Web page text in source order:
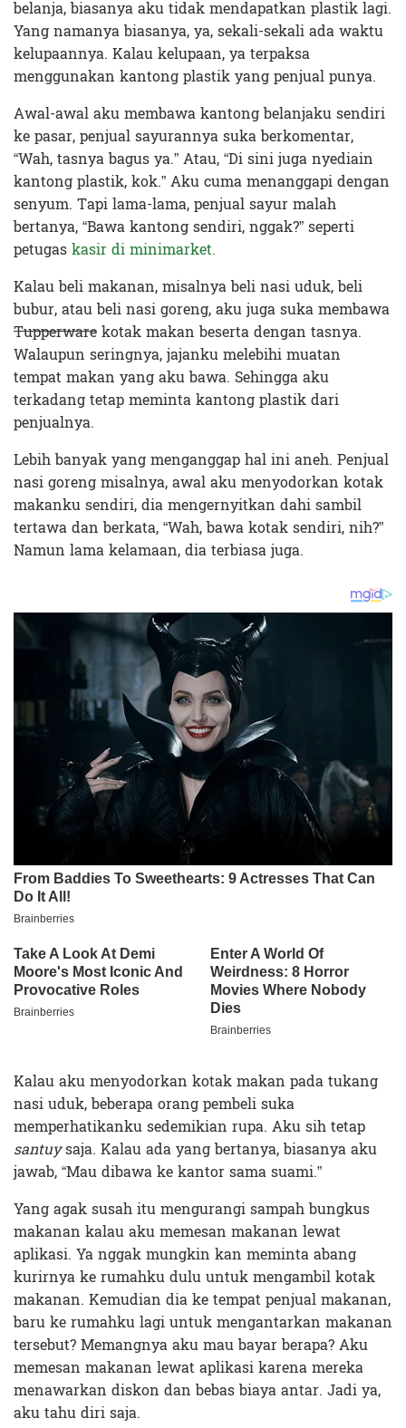
belanja, biasanya aku tidak mendapatkan plastik lagi.
Yang namanya biasanya, ya, sekali-sekali ada waktu
kelupaannya. Kalau kelupaan, ya terpaksa
menggunakan kantong plastik yang penjual punya.
Awal-awal aku membawa kantong belanjaku sendiri
ke pasar, penjual sayurannya suka berkomentar,
“Wah, tasnya bagus ya.” Atau, “Di sini juga nyediain
kantong plastik, kok.” Aku cuma menanggapi dengan
senyum. Tapi lama-lama, penjual sayur malah
bertanya, “Bawa kantong sendiri, nggak?” seperti
petugaskasir di minimarket.
Kalau beli makanan, misalnya beli nasi uduk, beli
bubur, atau beli nasi goreng, aku juga suka membawa
Tupperwarekotak makan beserta dengan tasnya.
Walaupun seringnya, jajanku melebihi muatan
tempat makan yang aku bawa. Sehingga aku
terkadang tetap meminta kantong plastik dari
penjualnya.
Lebih banyak yang menganggap hal ini aneh. Penjual
nasi goreng misalnya, awal aku menyodorkan kotak
makanku sendiri, dia mengernyitkan dahi sambil
tertawa dan berkata, “Wah, bawa kotak sendiri, nih?”
Namun lama kelamaan, dia terbiasa juga.
Kalau aku menyodorkan kotak makan pada tukang
nasi uduk, beberapa orang pembeli suka
memperhatikanku sedemikian rupa. Aku sih tetap
santuysaja. Kalau ada yang bertanya, biasanya aku
jawab, “Mau dibawa ke kantor sama suami.”
Yang agak susah itu mengurangi sampah bungkus
makanan kalau aku memesan makanan lewat
aplikasi. Ya nggak mungkin kan meminta abang
kurirnya ke rumahku dulu untuk mengambil kotak
makanan. Kemudian dia ke tempat penjual makanan,
baru ke rumahku lagi untuk mengantarkan makanan
tersebut? Memangnya aku mau bayar berapa? Aku
memesan makanan lewat aplikasi karena mereka
menawarkan diskon dan bebas biaya antar. Jadi ya,
aku tahu diri saja.